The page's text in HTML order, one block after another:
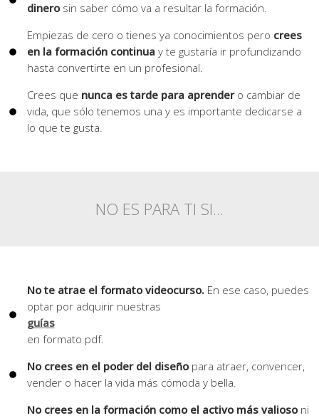
dinerosin saber cómo va a resultar la formación.
Empiezas de cero o tienes ya conocimientos pero crees
en la formación continuay te gustaría ir profundizando
hasta convertirte en un profesional.
Crees que nunca es tarde para aprendero cambiar de
vida, que sólo tenemos una y es importante dedicarse a
lo que te gusta.
NO ES PARA TI SI...
No te atrae el formato videocurso. En ese caso, puedes
optar por adquirir nuestras
guías
en formato pdf.
No crees en el poder del diseñopara atraer, convencer,
vender o hacer la vida más cómoda y bella.
No crees en la formación como el activo más valiosoni